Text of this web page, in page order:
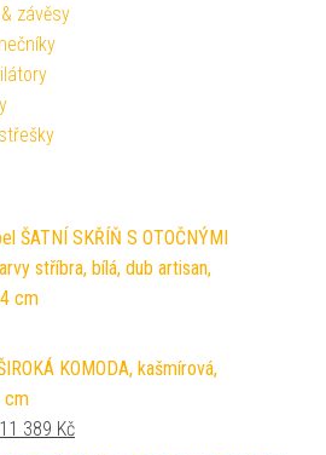
závěsy
ŠATNÍ SKŘÍŇ S OTOČNÝMI
stříbra, bílá, dub artisan,
cm
15 499 Kč.
cena je: 13 174 Kč.
KOMODA, kašmírová,
cm
Původní cena byla: 13 399 Kč.
11 389 KčAktuální cena je: 11 389 Kč.